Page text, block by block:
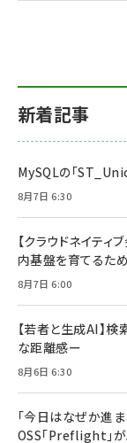
新着記事
MySQLの「
8月7日 6:30
【クラウドネイティ
内基盤を育てるた
8月7日 6:00
【若者と生成AI】
な距離感ー
8月6日 6:30
「今日はなぜか進
OSS「Preflight」